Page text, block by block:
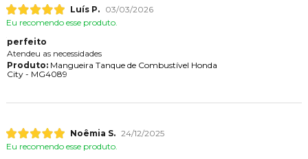
Luís P.
03/03/2026
Eu recomendo esse produto.
perfeito
Atendeu as necessidades
Produto:Mangueira Tanque de Combustível Honda
City - MG4089
Noêmia S. 24/12/2025
Eu recomendo esse produto.